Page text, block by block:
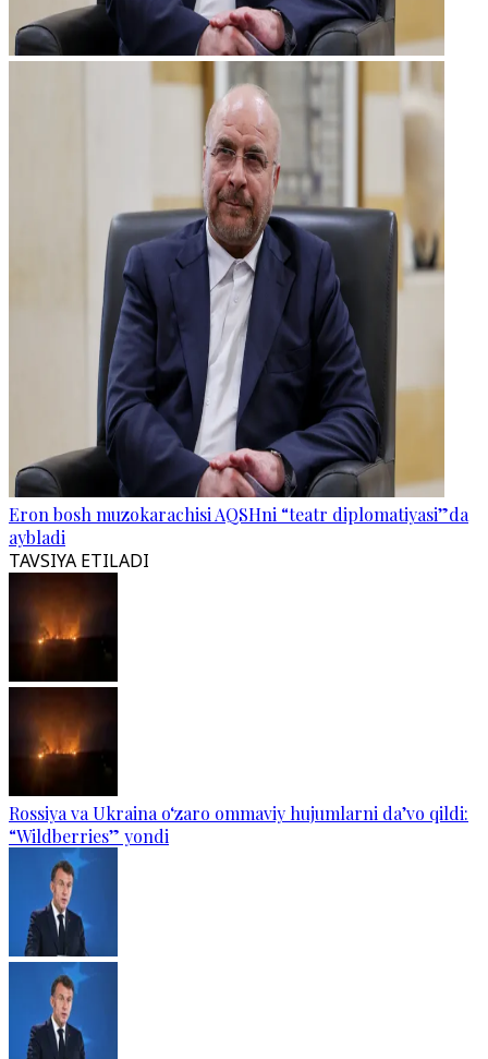
Eron bosh muzokarachisi AQSHni “teatr diplomatiyasi”da
aybladi
TAVSIYA ETILADI
Rossiya va Ukraina o‘zaro ommaviy hujumlarni da’vo qildi:
“Wildberries” yondi